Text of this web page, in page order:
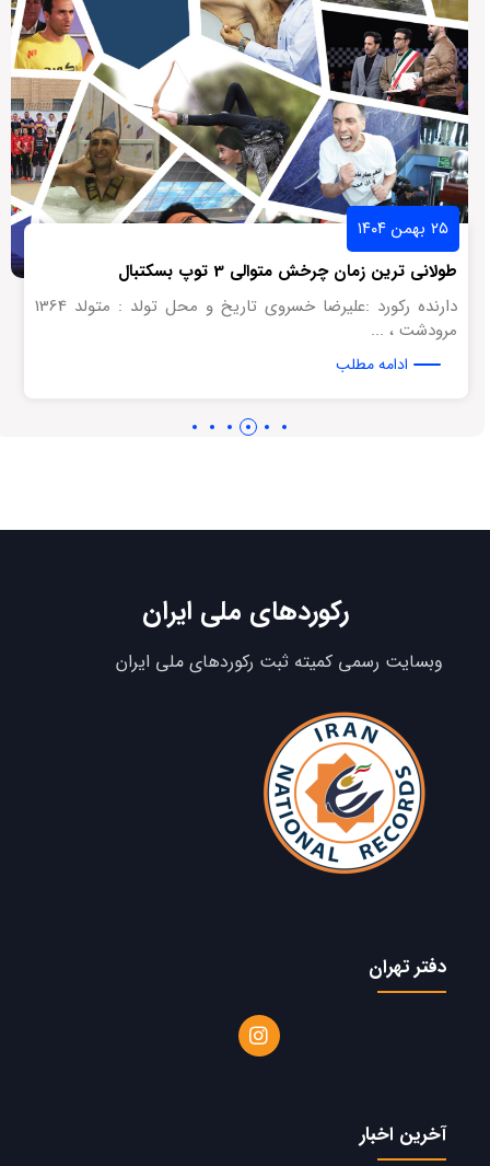
۲۵ بهمن ۱۴۰۴
طولانی ترین زمان چرخش متوالی 3 توپ بسکتبال
دارنده رکورد :علیرضا خسروی تاریخ و محل تولد : متولد 1364
مرودشت ، ...
ادامه مطلب
رکوردهای ملی ایران
وبسایت رسمی کمیته ثبت رکوردهای ملی ایران
دفتر تهران
آخرین اخبار